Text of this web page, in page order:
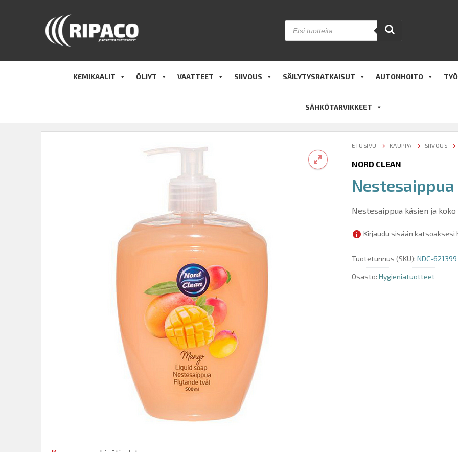
Products
search
KEMIKAALIT ÖLJYT VAATTEET SIIVOUS SÄILYTYSRATKAISUT AUTONHOITO
SÄHKÖTARVIKKEET
ETUSIVU KAUPPA SIIVOUS
NORD CLEAN
Nestesaippua käsien ja
Kirjaudu sisään katsoaksesi
Tuotetunnus (SKU): NDC-621399
Osasto: Hygieniatuotteet